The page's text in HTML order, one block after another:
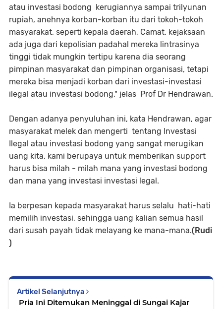
atau investasi bodong kerugiannya sampai trilyunan
rupiah, anehnya korban-korban itu dari tokoh-tokoh
masyarakat, seperti kepala daerah, Camat, kejaksaan
ada juga dari kepolisian padahal mereka lintrasinya
tinggi tidak mungkin tertipu karena dia seorang
pimpinan masyarakat dan pimpinan organisasi, tetapi
mereka bisa menjadi korban dari investasi-investasi
ilegal atau investasi bodong," jelas Prof Dr Hendrawan.
Dengan adanya penyuluhan ini, kata Hendrawan, agar
masyarakat melek dan mengerti tentang Investasi
Ilegal atau investasi bodong yang sangat merugikan
uang kita, kami berupaya untuk memberikan support
harus bisa milah - milah mana yang investasi bodong
dan mana yang investasi investasi legal.
Ia berpesan kepada masyarakat harus selalu hati-hati
memilih investasi, sehingga uang kalian semua hasil
dari susah payah tidak melayang ke mana-mana.(Rudi
)
Artikel Selanjutnya
Pria Ini Ditemukan Meninggal di Sungai Kajar